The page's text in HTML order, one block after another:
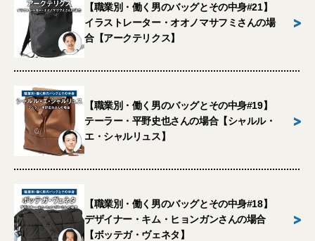
【職業別・働く男のバッグとその中身#21】
イラストレーター・オオノマサフミさんの場
合【アークテリクス】
>
【職業別・働く男のバッグとその中身#19】
テーラー・平野史也さんの場合【シャルル・
エ・シャルリュス】
>
【職業別・働く男のバッグとその中身#18】
デザイナー・キム・ヒョンガンさんの場合
【ボッテガ・ヴェネタ】
>